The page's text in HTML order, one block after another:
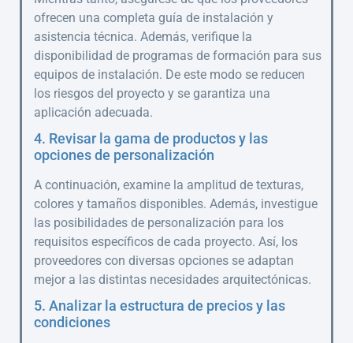
ofrecen una completa guía de instalación y
asistencia técnica. Además, verifique la
disponibilidad de programas de formación para sus
equipos de instalación. De este modo se reducen
los riesgos del proyecto y se garantiza una
aplicación adecuada.
4. Revisar la gama de productos y las
opciones de personalización
A continuación, examine la amplitud de texturas,
colores y tamaños disponibles. Además, investigue
las posibilidades de personalización para los
requisitos específicos de cada proyecto. Así, los
proveedores con diversas opciones se adaptan
mejor a las distintas necesidades arquitectónicas.
5. Analizar la estructura de precios y las
condiciones